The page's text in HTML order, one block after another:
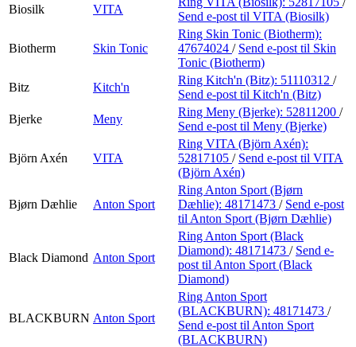
Biosilk
VITA
Send e-post til VITA (Biosilk)
Biotherm Skin Tonic
Ring Skin Tonic (Biotherm):
47674024 / Send e-post til Skin
Tonic (Biotherm)
Bitz
Kitch'n
Ring Kitch'n (Bitz): 51110312 /
Send e-post til Kitch'n (Bitz)
Bjerke
Meny
Ring Meny (Bjerke): 52811200 /
Send e-post til Meny (Bjerke)
Björn Axén VITA
Ring VITA (Björn Axén):
52817105 / Send e-post til VITA
(Björn Axén)
Bjørn Dæhlie Anton Sport
Ring Anton Sport (Bjørn
Dæhlie): 48171473 / Send e-post
til Anton Sport (Bjørn Dæhlie)
Black Diamond Anton Sport
Ring Anton Sport (Black
Diamond): 48171473 / Send e-
post til Anton Sport (Black
Diamond)
BLACKBURN Anton Sport
Ring Anton Sport
(BLACKBURN): 48171473 /
Send e-post til Anton Sport
(BLACKBURN)